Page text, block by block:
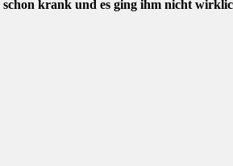
schon krank und es ging ihm nicht